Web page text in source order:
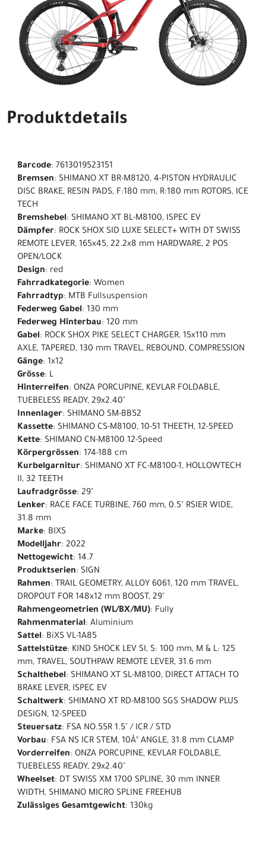
Produktdetails
Barcode: 7613019523151
Bremsen: SHIMANO XT BR-M8120, 4-PISTON HYDRAULIC
DISC BRAKE, RESIN PADS, F:180 mm, R:180 mm ROTORS, ICE
TECH
Bremshebel: SHIMANO XT BL-M8100, ISPEC EV
Dämpfer: ROCK SHOX SID LUXE SELECT+ WITH DT SWISS
REMOTE LEVER, 165x45, 22.2x8 mm HARDWARE, 2 POS
OPEN/LOCK
Design: red
Fahrradkategorie: Women
Fahrradtyp: MTB Fullsuspension
Federweg Gabel: 130 mm
Federweg Hinterbau: 120 mm
Gabel: ROCK SHOX PIKE SELECT CHARGER, 15x110 mm
AXLE, TAPERED, 130 mm TRAVEL, REBOUND, COMPRESSION
Gänge: 1x12
Grösse: L
Hinterreifen: ONZA PORCUPINE, KEVLAR FOLDABLE,
TUEBELESS READY, 29x2.40"
Innenlager: SHIMANO SM-BB52
Kassette: SHIMANO CS-M8100, 10-51 THEETH, 12-SPEED
Kette: SHIMANO CN-M8100 12-Speed
Körpergrössen: 174-188 cm
Kurbelgarnitur: SHIMANO XT FC-M8100-1, HOLLOWTECH
II, 32 TEETH
Laufradgrösse: 29"
Lenker: RACE FACE TURBINE, 760 mm, 0.5" RSIER WIDE,
31.8 mm
Marke: BIXS
Modelljahr: 2022
Nettogewicht: 14.7
Produktserien: SIGN
Rahmen: TRAIL GEOMETRY, ALLOY 6061, 120 mm TRAVEL,
DROPOUT FOR 148x12 mm BOOST, 29"
Rahmengeometrien (WL/BX/MU): Fully
Rahmenmaterial: Aluminium
Sattel: BiXS VL-1A85
Sattelstütze: KIND SHOCK LEV SI, S: 100 mm, M & L: 125
mm, TRAVEL, SOUTHPAW REMOTE LEVER, 31.6 mm
Schalthebel: SHIMANO XT SL-M8100, DIRECT ATTACH TO
BRAKE LEVER, ISPEC EV
Schaltwerk: SHIMANO XT RD-M8100 SGS SHADOW PLUS
DESIGN, 12-SPEED
Steuersatz: FSA NO.55R 1.5" / ICR / STD
Vorbau: FSA NS ICR STEM, 10Â° ANGLE, 31.8 mm CLAMP
Vorderreifen: ONZA PORCUPINE, KEVLAR FOLDABLE,
TUEBELESS READY, 29x2.40"
Wheelset: DT SWISS XM 1700 SPLINE, 30 mm INNER
WIDTH, SHIMANO MICRO SPLINE FREEHUB
Zulässiges Gesamtgewicht: 130kg